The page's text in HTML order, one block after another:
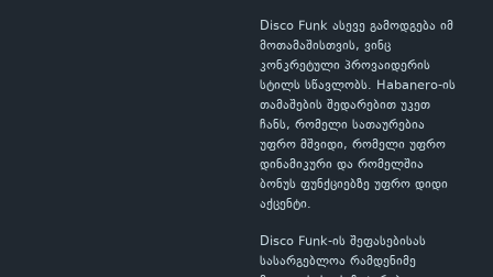
Disco Funk ასევე გამოდგება იმ
მოთამაშისთვის, ვინც
კონკრეტული პროვაიდერის
სტილს სწავლობს. Habanero-ის
თამაშების შედარებით უკეთ
ჩანს, რომელი სათაურებია
უფრო მშვიდი, რომელი უფრო
დინამიკური და რომელშია
ბონუს ფუნქციებზე უფრო დიდი
აქცენტი.
Disco Funk-ის შეფასებისას
სასარგებლოა რამდენიმე